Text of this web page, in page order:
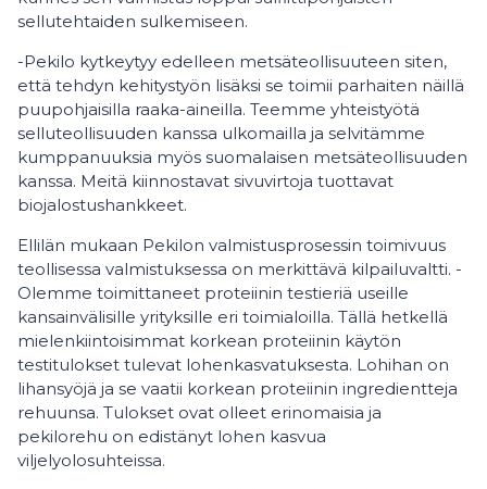
sellutehtaiden sulkemiseen.
-Pekilo kytkeytyy edelleen metsäteollisuuteen siten,
että tehdyn kehitystyön lisäksi se toimii parhaiten näillä
puupohjaisilla raaka-aineilla. Teemme yhteistyötä
selluteollisuuden kanssa ulkomailla ja selvitämme
kumppanuuksia myös suomalaisen metsäteollisuuden
kanssa. Meitä kiinnostavat sivuvirtoja tuottavat
biojalostushankkeet.
Ellilän mukaan Pekilon valmistusprosessin toimivuus
teollisessa valmistuksessa on merkittävä kilpailuvaltti. -
Olemme toimittaneet proteiinin testieriä useille
kansainvälisille yrityksille eri toimialoilla. Tällä hetkellä
mielenkiintoisimmat korkean proteiinin käytön
testitulokset tulevat lohenkasvatuksesta. Lohihan on
lihansyöjä ja se vaatii korkean proteiinin ingredientteja
rehuunsa. Tulokset ovat olleet erinomaisia ja
pekilorehu on edistänyt lohen kasvua
viljelyolosuhteissa.